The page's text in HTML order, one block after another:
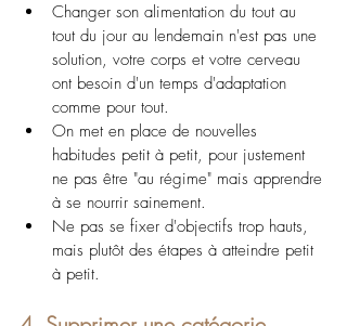
Changer son alimentation du tout au
tout du jour au lendemain n'est pas une
solution, votre corps et votre cerveau
ont besoin d'un temps d'adaptation
comme pour tout.
On met en place de nouvelles
habitudes petit à petit, pour justement
ne pas être "au régime" mais apprendre
à se nourrir sainement.
Ne pas se fixer d'objectifs trop hauts,
mais plutôt des étapes à atteindre petit
à petit.